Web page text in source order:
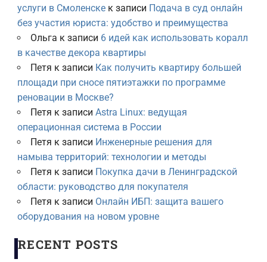
услуги в Смоленскек записи Подача в суд онлайн
без участия юриста: удобство и преимущества
Ольга к записи 6 идей как использовать коралл
в качестве декора квартиры
Петя к записи Как получить квартиру большей
площади при сносе пятиэтажки по программе
реновации в Москве?
Петя к записи Astra Linux: ведущая
операционная система в России
Петя к записи Инженерные решения для
намыва территорий: технологии и методы
Петя к записи Покупка дачи в Ленинградской
области: руководство для покупателя
Петя к записи Онлайн ИБП: защита вашего
оборудования на новом уровне
RECENT POSTS